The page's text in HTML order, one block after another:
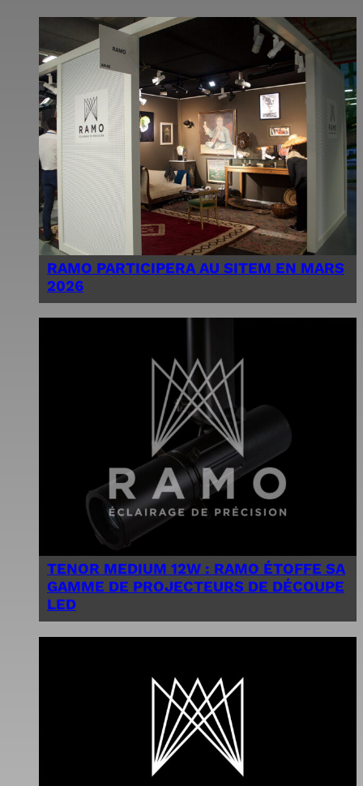
RAMO PARTICIPERA AU SITEM EN MARS
2026
TENOR MEDIUM 12W : RAMO ÉTOFFE SA
GAMME DE PROJECTEURS DE DÉCOUPE
LED